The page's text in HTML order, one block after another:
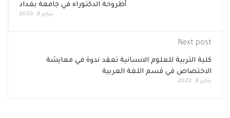
أطروحة الدكتوراه في جامعة بغداد
يناير 8, 2020
Next post
كلية التربية للعلوم الانسانية تعقد ندوة في معايشة
الاختصاص في قسم اللغة العربية
يناير 8, 2020